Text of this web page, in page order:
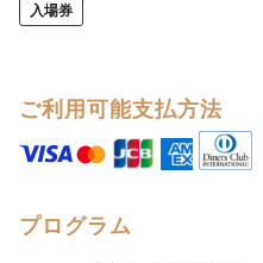
入場券
ご利用可能支払方法
プログラム